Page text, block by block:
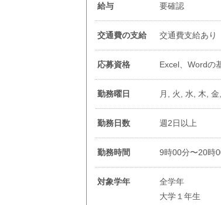
給与 要確認
交通費の支給 交通費支給あり
応募資格 Excel、Wordの
勤務曜日 月, 火, 水, 木, 金,
勤務日数 週2日以上
勤務時間 9時00分〜20時
対象学年
全学年
大学１年生